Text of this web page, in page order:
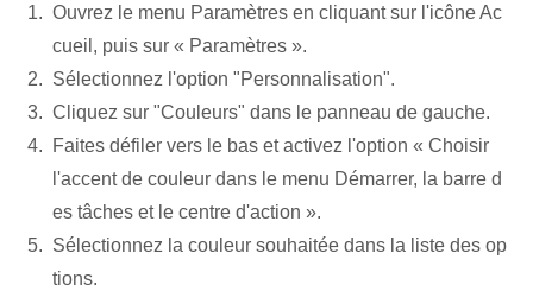
Ouvrez le menu Paramètres en cliquant sur l'icône Ac
cueil, puis sur « Paramètres ».
Sélectionnez l'option "Personnalisation".
Cliquez sur "Couleurs" dans le panneau de gauche.
Faites défiler vers le bas⁢ et activez l'option « Choisir
l'accent de couleur dans le menu Démarrer, la barre d
es tâches et le centre d'action ».
Sélectionnez la couleur souhaitée dans la liste des op
tions.